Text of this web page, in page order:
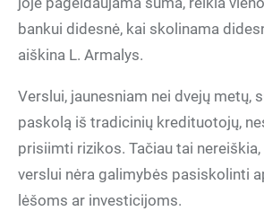
bankui didesnė, kai skolinama
aiškina L. Armalys.
Verslui, jaunesniam nei dvejų metų,
paskolą iš tradicinių kredituotojų,
prisiimti rizikos. Tačiau tai
verslui nėra galimybės pasiskolinti
lėšoms ar investicijoms.